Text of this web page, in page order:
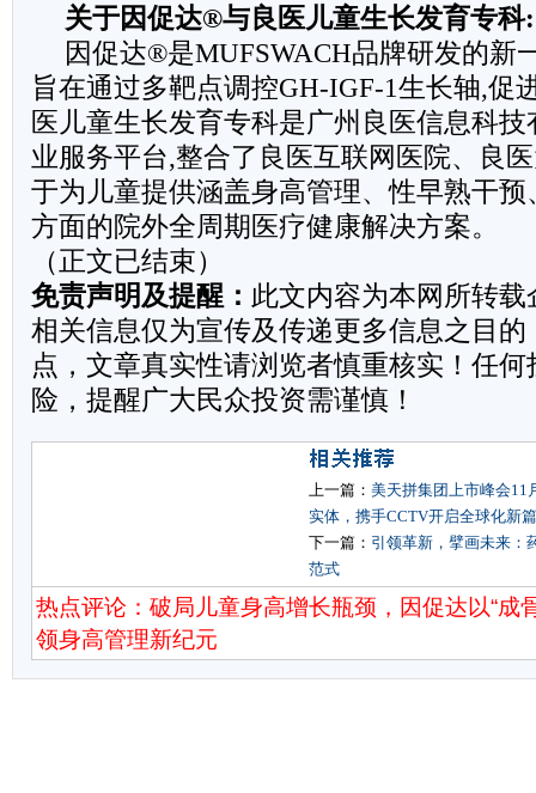
关于因促达®与良医儿童生长发育专科:
因促达®是MUFSWACH品牌研发的新
旨在通过多靶点调控GH-IGF-1生长轴,促
医儿童生长发育专科是广州良医信息科
业服务平台,整合了良医互联网医院、良
于为儿童提供涵盖身高管理、性早熟干
方面的院外全周期医疗健康解决方案。
（正文已结束）
免责声明及提醒： 此文内容为本网所转
相关信息仅为宣传及传递更多信息之目
点，文章真实性请浏览者慎重核实！任
险，提醒广大民众投资需谨慎！
上一篇： 美天拼集团上市峰会11
实体，携手CCTV开启全球化新篇
下一篇： 引领革新，擘画未来：
范式
热点评论：破局儿童身高增长瓶颈，因促达以“成
领身高管理新纪元